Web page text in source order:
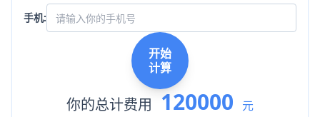
手机:
开始
计算
你的总计费用 120000 元